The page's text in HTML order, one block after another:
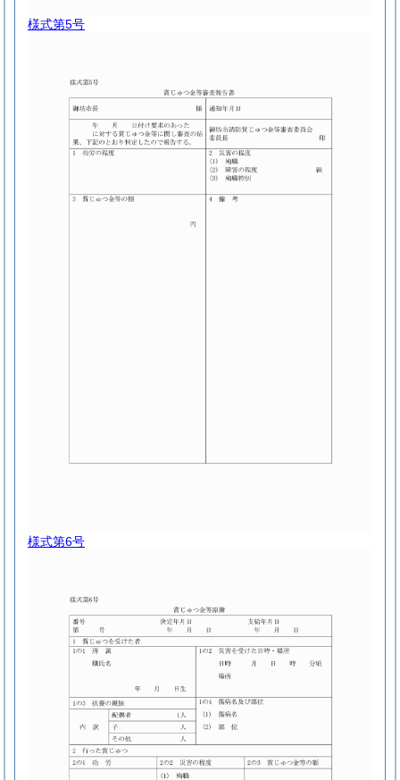
様式第5号
様式第6号